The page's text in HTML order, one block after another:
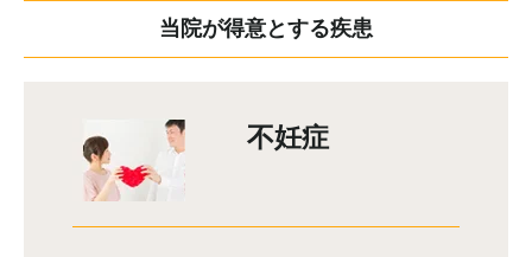
当院が得意とする疾患
不妊症